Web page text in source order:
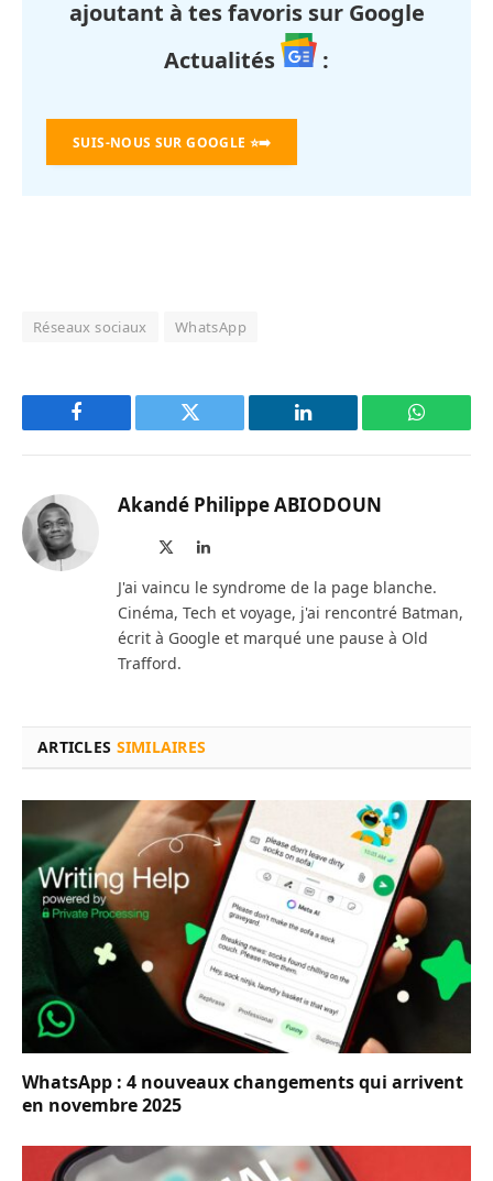
ajoutant à tes favoris sur Google
Actualités
:
SUIS-NOUS SUR GOOGLE ⭐➡️
Réseaux sociaux WhatsApp
Facebook Twitter LinkedIn
Akandé Philippe ABIODOUN
LinkedIn
J'ai vaincu le syndrome de la page blanche.
Cinéma, Tech et voyage, j'ai rencontré Batman,
écrit à Google et marqué une pause à Old
Trafford.
ARTICLES SIMILAIRES
WhatsApp : 4 nouveaux changements qui arrivent
en novembre 2025